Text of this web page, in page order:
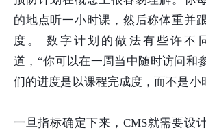
的地点听一小时课，然后称体重并
度。 数字计划的做法有些许不
道，“你可以在一周当中随时访问和
们的进度是以课程完成度，而不是小
一旦指标确定下来，CMS就需要设